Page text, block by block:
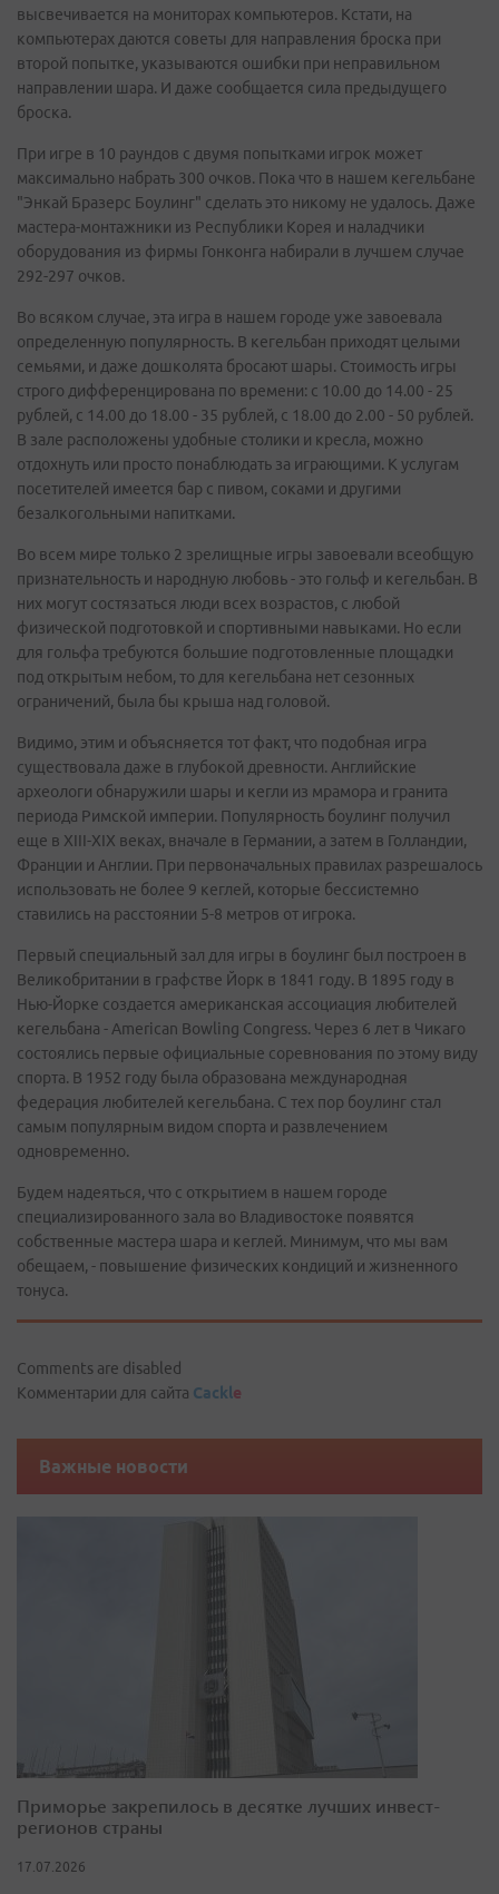
высвечивается на мониторах компьютеров. Кстати, на
компьютерах даются советы для направления броска при
второй попытке, указываются ошибки при неправильном
направлении шара. И даже сообщается сила предыдущего
броска.
При игре в 10 раундов с двумя попытками игрок может
максимально набрать 300 очков. Пока что в нашем кегельбане
"Энкай Бразерс Боулинг" сделать это никому не удалось. Даже
мастера-монтажники из Республики Корея и наладчики
оборудования из фирмы Гонконга набирали в лучшем случае
292-297 очков.
Во всяком случае, эта игра в нашем городе уже завоевала
определенную популярность. В кегельбан приходят целыми
семьями, и даже дошколята бросают шары. Стоимость игры
строго дифференцирована по времени: с 10.00 до 14.00 - 25
рублей, с 14.00 до 18.00 - 35 рублей, с 18.00 до 2.00 - 50 рублей.
В зале расположены удобные столики и кресла, можно
отдохнуть или просто понаблюдать за играющими. К услугам
посетителей имеется бар с пивом, соками и другими
безалкогольными напитками.
Во всем мире только 2 зрелищные игры завоевали всеобщую
признательность и народную любовь - это гольф и кегельбан. В
них могут состязаться люди всех возрастов, с любой
физической подготовкой и спортивными навыками. Но если
для гольфа требуются большие подготовленные площадки
под открытым небом, то для кегельбана нет сезонных
ограничений, была бы крыша над головой.
Видимо, этим и объясняется тот факт, что подобная игра
существовала даже в глубокой древности. Английские
археологи обнаружили шары и кегли из мрамора и гранита
периода Римской империи. Популярность боулинг получил
еще в XIII-XIX веках, вначале в Германии, а затем в Голландии,
Франции и Англии. При первоначальных правилах разрешалось
использовать не более 9 кеглей, которые бессистемно
ставились на расстоянии 5-8 метров от игрока.
Первый специальный зал для игры в боулинг был построен в
Великобритании в графстве Йорк в 1841 году. В 1895 году в
Нью-Йорке создается американская ассоциация любителей
кегельбана - American Bowling Congress. Через 6 лет в Чикаго
состоялись первые официальные соревнования по этому виду
спорта. В 1952 году была образована международная
федерация любителей кегельбана. С тех пор боулинг стал
самым популярным видом спорта и развлечением
одновременно.
Будем надеяться, что с открытием в нашем городе
специализированного зала во Владивостоке появятся
собственные мастера шара и кеглей. Минимум, что мы вам
обещаем, - повышение физических кондиций и жизненного
тонуса.
Comments are disabled
Комментарии для сайта Cackle
Важные новости
Приморье закрепилось в десятке лучших инвест-
регионов страны
17.07.2026